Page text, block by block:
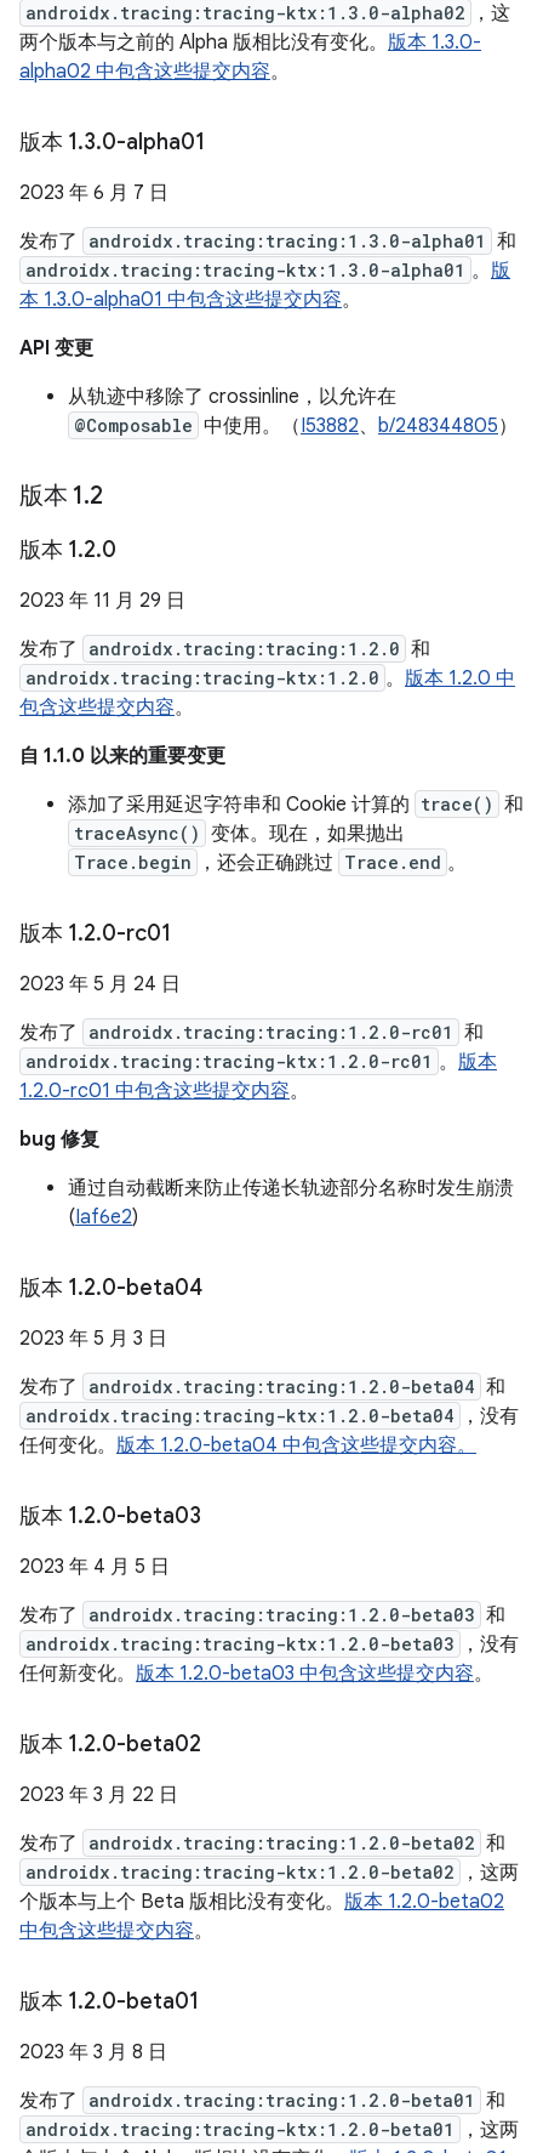
androidx.tracing:tracing-ktx:1.3.0-alpha02
，这
两个版本与之前的 Alpha 版相比没有变化。 版本 1.3.0-
alpha02 中包含这些提交内容。
版本 1.3.0-alpha01
2023 年 6 月 7 日
发布了
androidx.tracing:tracing:1.3.0-alpha01 和
androidx.tracing:tracing-ktx:1.3.0-alpha01 。 版
本 1.3.0-alpha01 中包含这些提交内容。
API 变更
从轨迹中移除了 crossinline，以允许在
@Composable 中使用。（I53882、 b/248344805）
版本 1.2
版本 1.2.0
2023 年 11 月 29 日
发布了
androidx.tracing:tracing:1.2.0 和
androidx.tracing:tracing-ktx:1.2.0 。 版本 1.2.0 中
包含这些提交内容。
自 1.1.0 以来的重要变更
添加了采用延迟字符串和 Cookie 计算的 trace() 和
traceAsync() 变体。现在，如果抛出
Trace.begin ，还会正确跳过 Trace.end 。
版本 1.2.0-rc01
2023 年 5 月 24 日
发布了
androidx.tracing:tracing:1.2.0-rc01 和
androidx.tracing:tracing-ktx:1.2.0-rc01 。 版本
1.2.0-rc01 中包含这些提交内容。
bug 修复
通过自动截断来防止传递长轨迹部分名称时发生崩溃
(Iaf6e2)
版本 1.2.0-beta04
2023 年 5 月 3 日
发布了
androidx.tracing:tracing:1.2.0-beta04 和
androidx.tracing:tracing-ktx:1.2.0-beta04
，没有
任何变化。 版本 1.2.0-beta04 中包含这些提交内容。
版本 1.2.0-beta03
2023 年 4 月 5 日
发布了
androidx.tracing:tracing:1.2.0-beta03 和
androidx.tracing:tracing-ktx:1.2.0-beta03
，没有
任何新变化。 版本 1.2.0-beta03 中包含这些提交内容。
版本 1.2.0-beta02
2023 年 3 月 22 日
发布了
androidx.tracing:tracing:1.2.0-beta02 和
androidx.tracing:tracing-ktx:1.2.0-beta02
，这两
个版本与上个 Beta 版相比没有变化。 版本 1.2.0-beta02
中包含这些提交内容。
版本 1.2.0-beta01
2023 年 3 月 8 日
发布了
androidx.tracing:tracing:1.2.0-beta01 和
androidx.tracing:tracing-ktx:1.2.0-beta01
，这两